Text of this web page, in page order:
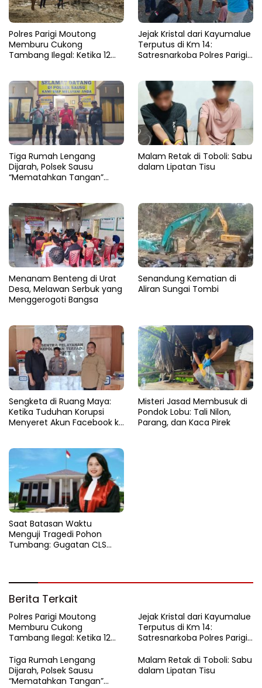
Polres Parigi Moutong
Memburu Cukong
Tambang Ilegal: Ketika 12
Jejak Kristal dari Kayumalue
Terputus di Km 14:
Satresnarkoba Polres Parigi
Tiga Rumah Lengang
Dijarah, Polsek Sausu
“Mematahkan Tangan”
Malam Retak di Toboli: Sabu
dalam Lipatan Tisu
Menanam Benteng di Urat
Desa, Melawan Serbuk yang
Menggerogoti Bangsa
Senandung Kematian di
Aliran Sungai Tombi
Sengketa di Ruang Maya:
Ketika Tuduhan Korupsi
Menyeret Akun Facebook ke
Misteri Jasad Membusuk di
Pondok Lobu: Tali Nilon,
Parang, dan Kaca Pirek
Saat Batasan Waktu
Menguji Tragedi Pohon
Tumbang: Gugatan CLS
Berita Terkait
Polres Parigi Moutong
Memburu Cukong
Tambang Ilegal: Ketika 12
Semak Karya Mandiri
Jejak Kristal dari Kayumalue
Terputus di Km 14:
Satresnarkoba Polres Parigi
Pengedar Sabu 4,79 Gram
Tiga Rumah Lengang
Dijarah, Polsek Sausu
“Mematahkan Tangan”
Malam Retak di Toboli: Sabu
dalam Lipatan Tisu